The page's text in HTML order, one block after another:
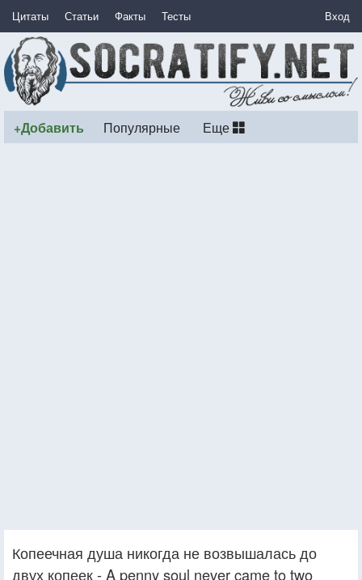
Цитаты Статьи Факты Тесты Вход
+Добавить Популярные Еще
Копеечная душа никогда не возвышалась до
двух копеек - A penny soul never came to two